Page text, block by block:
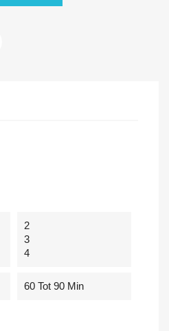
2
3
4
60 Tot 90 Min